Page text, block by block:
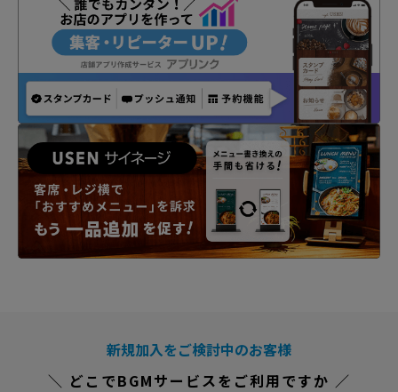
新規加入をご検討中のお客様
＼ どこでBGMサービスをご利用ですか ／